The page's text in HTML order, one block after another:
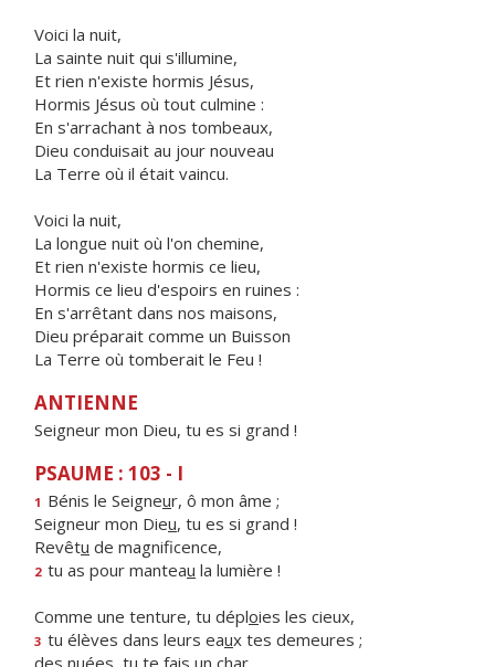
Voici la nuit,
La sainte nuit qui s'illumine,
Et rien n'existe hormis Jésus,
Hormis Jésus où tout culmine :
En s'arrachant à nos tombeaux,
Dieu conduisait au jour nouveau
La Terre où il était vaincu.
Voici la nuit,
La longue nuit où l'on chemine,
Et rien n'existe hormis ce lieu,
Hormis ce lieu d'espoirs en ruines :
En s'arrêtant dans nos maisons,
Dieu préparait comme un Buisson
La Terre où tomberait le Feu !
ANTIENNE
Seigneur mon Dieu, tu es si grand !
PSAUME : 103 - I
1 Bénis le Seigneur, ô mon âme ;
Seigneur mon Dieu, tu es si grand !
Revêtu de magnificence,
2 tu as pour manteau la lumière !
Comme une tenture, tu déploies les cieux,
3 tu élèves dans leurs eaux tes demeures ;
des nuées, tu te fais un char,